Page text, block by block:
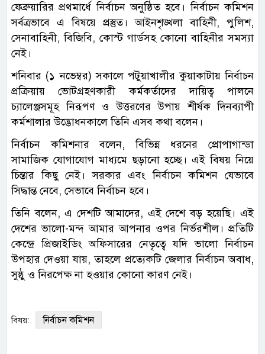
ফেব্রুয়ারির প্রথমার্ধে নির্বাচন অনুষ্ঠিত হবে। নির্বাচন কমিশন
সর্বত্রভাবে এ বিষয়ে প্রস্তুত। আইনশৃঙ্খলা বাহিনী, পুলিশ,
সেনাবাহিনী, বিজিবি, কোস্ট গার্ডসহ কোনো বাহিনীর সমস্যা
নেই।
শনিবার (১ নভেম্বর) সকালে পটুয়াখালীর কুয়াকাটায় নির্বাচন
প্রক্রিয়ায় ভোটগ্রহণকারী কর্মকর্তাদের দায়িত্ব পালনে
চ্যালেঞ্জসমূহ নিরূপণ ও উত্তরণের উপায় শীর্ষক দিনব্যাপী
কর্মশালার উদ্ভোধনকালে তিনি এসব কথা বলেন।
নির্বাচন কমিশনার বলেন, বিভিন্ন ধরনের প্রোপাগান্ডা
সামাজিক যোগাযোগ মাধ্যমে ছড়ানো হচ্ছে। এই বিষয় নিয়ে
চিন্তার কিছু নেই। সরকার এবং নির্বাচন কমিশন যেভাবে
সিদ্ধান্ত নেবে, সেভাবে নির্বাচন হবে।
তিনি বলেন, এ দেশটি আমাদের, এই দেশে বড় হয়েছি। এই
দেশের ভালো-মন্দ আমার আপনার ওপর নির্ভরশীল। প্রতিটি
কেন্দ্রে প্রিজাইডিং অফিসারের নেতৃত্বে যদি ভালো নির্বাচন
উপহার দেওয়া যায়, তাহলে প্রত্যেকটি জেলার নির্বাচন অবাধ,
সুষ্ঠু ও নিরপেক্ষ না হওয়ার কোনো কারণ নেই।
বিষয়: নির্বাচন কমিশন